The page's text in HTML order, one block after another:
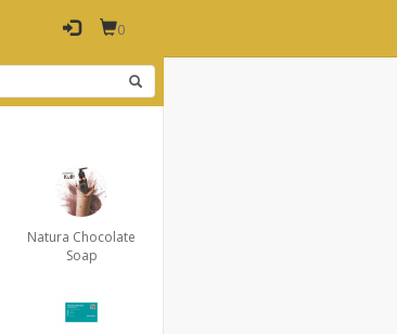
0
Natura Chocolate
Soap